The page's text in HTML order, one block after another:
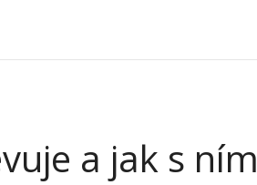
a jak s ním